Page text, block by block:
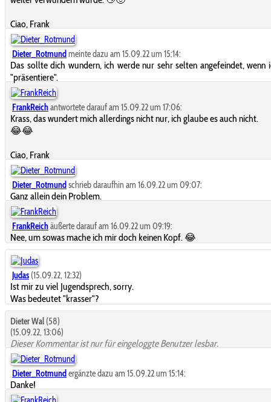
Ciao, Frank
Dieter_Rotmund meinte dazu am 15.09.22 um 15:14:
Das sollte dich wundern, ich werde nur sehr selten angefeindet, wenn
"präsentiere".
FrankReichantwortete darauf am 15.09.22 um 17:06:
Krass, das wundert mich allerdings nicht nur, ich glaube es auch nicht.
😂😂
Ciao, Frank
Dieter_Rotmund schrieb daraufhin am 16.09.22 um 09:07:
Ganz allein dein Problem.
FrankReichäußerte darauf am 16.09.22 um 09:19:
Nee, um sowas mache ich mir doch keinen Kopf. 😂
Judas (15.09.22, 12:32)
Ist mir zu viel Jugendsprech, sorry.
Was bedeutet "krasser"?
Dieter Wal (58)
(15.09.22, 13:06)
Dieser Kommentar ist nur für eingeloggte Benutzer lesbar.
Dieter_Rotmund ergänzte dazu am 15.09.22 um 15:14:
Danke!